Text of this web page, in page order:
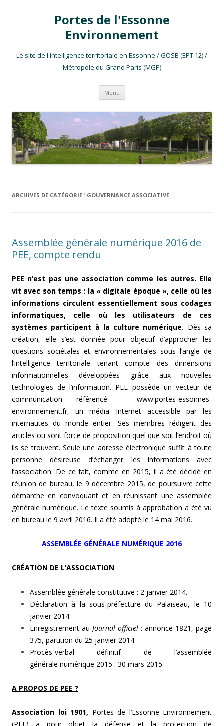
Portes de l'Essonne
Environnement
Le site de l'intelligence territoriale en Essonne / GOSB (EPT 12) /
Métropole du Grand Paris (MGP)
Menu Aller au contenu
ARCHIVES DE CATÉGORIE : GOUVERNANCE ASSOCIATIVE
Assemblée générale numérique 2016 de
PEE, compte rendu
PEE n’est pas une association comme les autres. Elle
vit avec son temps : la « digitale époque », celle où les
informations circulent essentiellement sous codages
informatiques, celle où les utilisateurs de ces
systèmes participent à la culture numérique. Dès sa
création, elle s’est donnée pour objectif d’approcher les
questions sociétales et environnementales sous l’angle de
l’intelligence territoriale tenant compte des dimensions
informationnelles développées grâce aux nouvelles
technologies de l’information. PEE possède un vecteur de
communication référencé : www.portes-essonnes-
environnement.fr, un média Internet accessible par les
internautes du monde entier. Ses membres rédigent des
articles ou sont force de proposition quel que soit l’endroit où
ils se trouvent. Seule une adresse électronique suffit à toute
personne désireuse d’échanger les informations avec
l’association. De ce fait, comme en 2015, il a été décidé en
réunion de bureau, le 9 décembre 2015, de poursuivre cette
démarche en convoquant et en réunissant une assemblée
générale numérique. Le texte soumis à approbation a été vu
en bureau le 9 avril 2016. Il a été adopté le 14 mai 2016.
ASSEMBLÉE GÉNÉRALE NUMÉRIQUE 2016
CRÉATION DE L’ASSOCIATION
Assemblée générale constitutive : 2 janvier 2014.
Déclaration à la sous-préfecture du Palaiseau, le 10
janvier 2014.
Enregistrement au Journal officiel : annonce 1821, page
375, parution du 25 janvier 2014.
Procès-verbal définitif de l’assemblée
générale numérique 2015 : 30 mars 2015.
A PROPOS DE PEE ?
Association loi 1901, Portes de l’Essonne Environnement